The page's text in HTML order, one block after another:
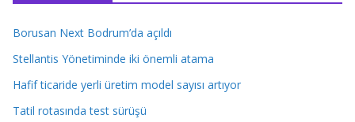
Borusan Next Bodrum’da açıldı
Stellantis Yönetiminde iki önemli atama
Hafif ticaride yerli üretim model sayısı artıyor
Tatil rotasında test sürüşü